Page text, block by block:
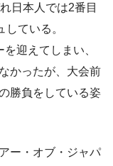
日本人では2番目
ている。
迎えてしまい、
かったが、大会前
勝負をしている姿
ー・オブ・ジャパ